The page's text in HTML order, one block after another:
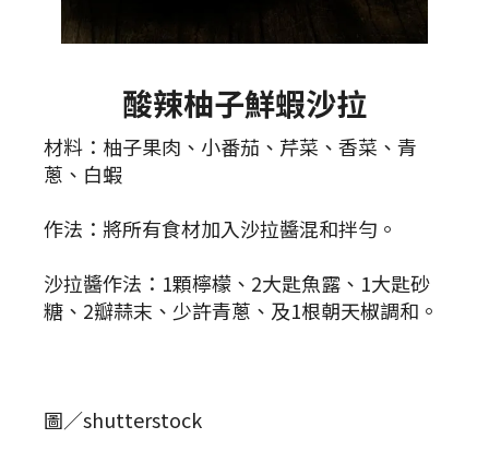
酸辣柚子鮮蝦沙拉
材料：柚子果肉、小番茄、芹菜、香菜、青
蔥、白蝦
作法：將所有食材加入沙拉醬混和拌勻。
沙拉醬作法：1顆檸檬、2大匙魚露、1大匙砂
糖、2瓣蒜末、少許青蔥、及1根朝天椒調和。
圖／shutterstock